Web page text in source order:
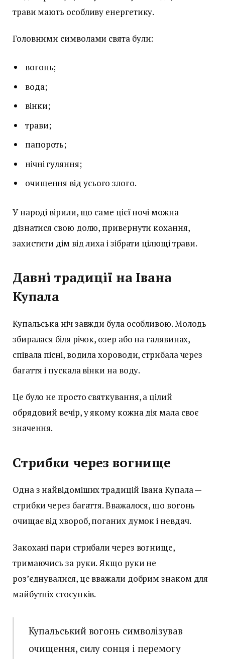
трави мають особливу енергетику.
Головними символами свята були:
вогонь;
вода;
вінки;
трави;
папороть;
нічні гуляння;
очищення від усього злого.
У народі вірили, що саме цієї ночі можна
дізнатися свою долю, привернути кохання,
захистити дім від лиха і зібрати цілющі трави.
Давні традиції на Івана
Купала
Купальська ніч завжди була особливою. Молодь
збиралася біля річок, озер або на галявинах,
співала пісні, водила хороводи, стрибала через
багаття і пускала вінки на воду.
Це було не просто святкування, а цілий
обрядовий вечір, у якому кожна дія мала своє
значення.
Стрибки через вогнище
Одна з найвідоміших традицій Івана Купала —
стрибки через багаття. Вважалося, що вогонь
очищає від хвороб, поганих думок і невдач.
Закохані пари стрибали через вогнище,
тримаючись за руки. Якщо руки не
роз’єднувалися, це вважали добрим знаком для
майбутніх стосунків.
Купальський вогонь символізував
очищення, силу сонця і перемогу